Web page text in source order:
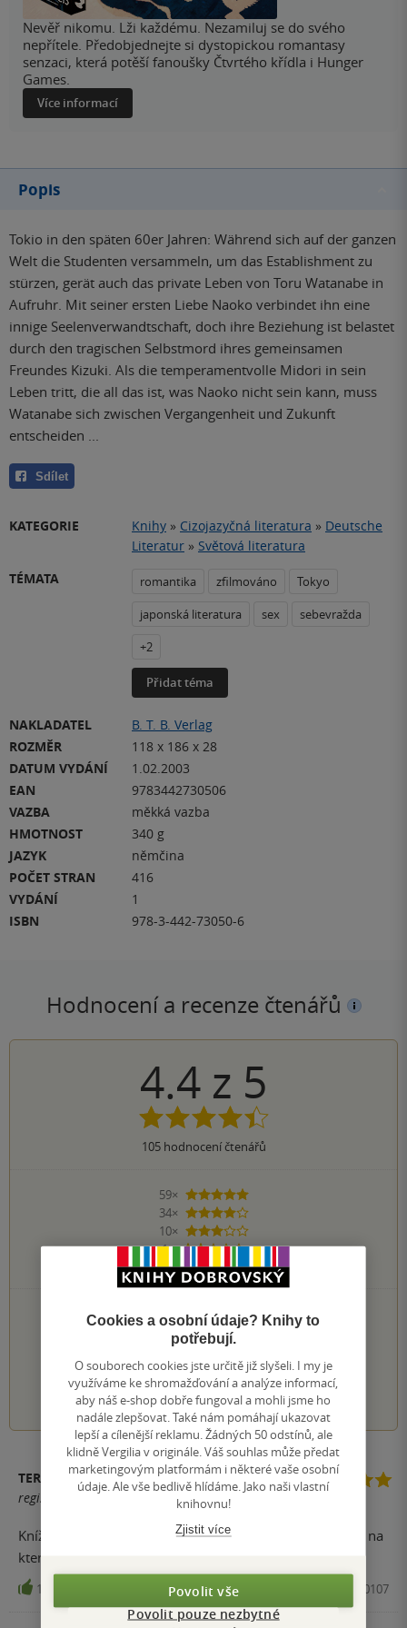
Nevěř nikomu. Lži každému. Nezamiluj se do svého
nepřítele. Předobjednejte si dystopickou romantasy
senzaci, která potěší fanoušky Čtvrtého křídla i Hunger
Games.
Více informací
Popis
Tokio in den späten 60er Jahren: Während sich auf der ganzen
Welt die Studenten versammeln, um das Establishment zu
stürzen, gerät auch das private Leben von Toru Watanabe in
Aufruhr. Mit seiner ersten Liebe Naoko verbindet ihn eine
innige Seelenverwandtschaft, doch ihre Beziehung ist belastet
durch den tragischen Selbstmord ihres gemeinsamen
Freundes Kizuki. Als die temperamentvolle Midori in sein
Leben tritt, die all das ist, was Naoko nicht sein kann, muss
Watanabe sich zwischen Vergangenheit und Zukunft
entscheiden ...
Sdílet
KATEGORIE Knihy » Cizojazyčná literatura » Deutsche
Literatur » Světová literatura
TÉMATA
romantika zfilmováno
Tokyo
japonská literatura
sex
sebevražda
+2
Přidat téma
NAKLADATEL
B. T. B. Verlag
ROZMĚR
118 x 186 x 28
DATUM VYDÁNÍ
1.02.2003
EAN
9783442730506
VAZBA
měkká vazba
HMOTNOST
340 g
JAZYK
němčina
POČET STRAN
416
VYDÁNÍ
1
ISBN
978-3-442-73050-6
Hodnocení a recenze čtenářů
4.4 z 5
105hodnocení čtenářů
59×
5 hvězdiček
34×
4 hvězdičky
10×
3 hvězdičky
1×
2 hvězdičky
1×
1 hvezdička
PŘIDEJTE SVÉ HODNOCENÍ KNIHY
Hodnocení našich knihkupců: 0.0 z 5
1 2 3 4 5
TEREZA
registrovaný uživatel
Knížka se mi moc líbila, je to jeden z těch mála příběhů, na
který prostě nezapomenete.
148 Audiokniha, OneHotBook , 2013, 8594169480107
Cookies a osobní údaje? Knihy to
potřebují.
O souborech cookies jste určitě již slyšeli. I my je
využíváme ke shromažďování a analýze informací,
aby náš e-shop dobře fungoval a mohli jsme ho
nadále zlepšovat. Také nám pomáhají ukazovat
lepší a cílenější reklamu. Žádných 50 odstínů, ale
klidně Vergilia v originále. Váš souhlas může předat
marketingovým platformám i některé vaše osobní
údaje. Ale vše bedlivě hlídáme. Jako naši vlastní
knihovnu!
Zjistit více
Povolit vše
Povolit pouze nezbytné